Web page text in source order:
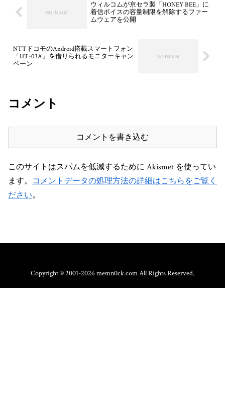
ウィルコムが京セラ製「HONEY BEE」に
着信ボイスの容量制限を解除するファー
ムウェアを公開
NTTドコモのAndroid搭載スマートフォン
「HT-03A」を借りられるモニターキャン
ペーン
コメント
コメントを書き込む
このサイトはスパムを低減するために Akismet を使ってい
ます。 コメントデータの処理方法の詳細はこちらをご覧く
ださい。
Copyright © 2001-2026 memn0ck.com All Rights Reserved.